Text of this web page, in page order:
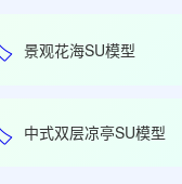
景观花海SU模型
中式双层凉亭SU模型